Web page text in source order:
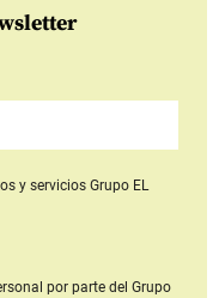
y serviciosGrupo EL
por parte del Grupo